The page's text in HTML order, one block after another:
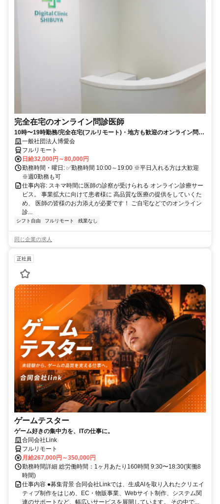
完全在宅のオンライン問診医師
10時〜19時勤務/完全在宅(フルリモート)・地方も歓迎のオンライン問診
業務一般社団法人博愛会
フルリモート
日給32,000円～80,000円
勤務時間・曜日: ✅勤務時間 10:00～19:00 ※平日入れる方は大歓迎
※週0勤務も可
仕事内容: スキマ時間に医師の診察が受けられる オンライン診療サー
ビス。 事業拡大に向けて患者様に 高品質な医療の提供をしていくた
め、 医師の皆様のお力添えが必要です！ ご自宅などでのオンライン
診...
シフト自由 フルリモート 残業なし
同じ企業の求人
正社員
ゲームテスター
ゲーム好きの集中力を、ITの仕事に。
合同会社Link
フルリモート
月給267,000円～350,000円
勤務時間詳細 総労働時間：1ヶ月あたり160時間 9:30〜18:30(実働8
時間)
仕事内容 ●募集背景 合同会社Linkでは、生成AIを取り入れたクリエイ
ティブ制作をはじめ、EC・物販事業、Webサイト制作、システム関
連のサポートなど、幅広いサービスを展開しています。 その中で...